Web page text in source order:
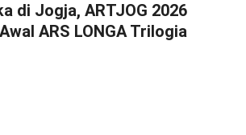
di Jogja, ARTJOG 2026
ARS LONGA Trilogia